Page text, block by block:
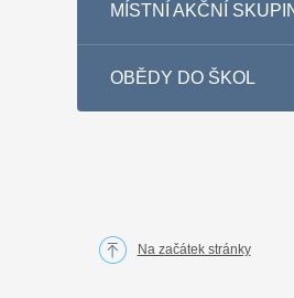
MÍSTNÍ AKČNÍ
OBĚDY DO ŠKOL
Na začátek stránky